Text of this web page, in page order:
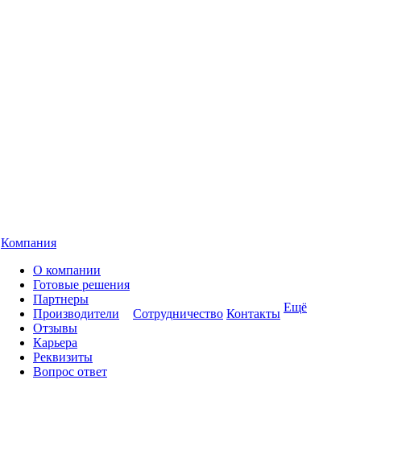
Компания
О компании
Готовые решения
Партнеры
Производители
Отзывы
Карьера
Реквизиты
Вопрос ответ
Сотрудничество Контакты Ещё